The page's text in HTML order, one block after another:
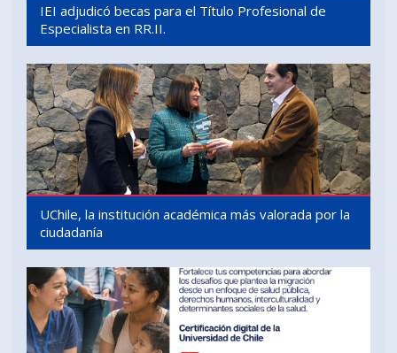
IEI adjudicó becas para el Título Profesional de
Especialista en RR.II.
UChile, la institución académica más valorada por la
ciudadanía